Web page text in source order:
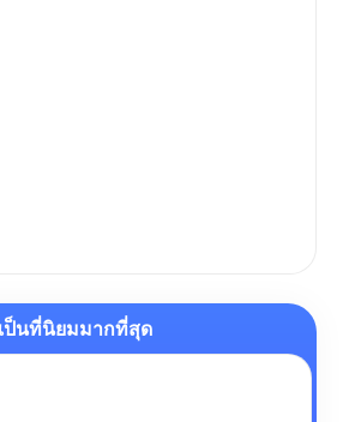
เป็นที่นิยมมากที่สุด